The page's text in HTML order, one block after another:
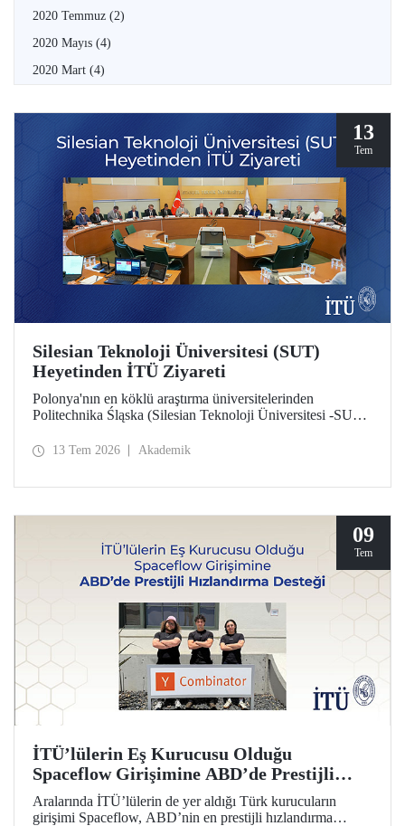
2020 Temmuz (2)
2020 Mayıs (4)
2020 Mart (4)
13
Tem
Silesian Teknoloji Üniversitesi (SUT)
Heyetinden İTÜ Ziyareti
Polonya'nın en köklü araştırma üniversitelerinden
Politechnika Śląska (Silesian Teknoloji Üniversitesi -SUT)
arasındaki potansiyel iş birlikleri üzerine değerlendirmelerin
13 Tem 2026 Akademik
09
Tem
İTÜ’lülerin Eş Kurucusu Olduğu
Spaceflow Girişimine ABD’de Prestijli
Hızlandırma Desteği
Aralarında İTÜ’lülerin de yer aldığı Türk kurucuların
girişimi Spaceflow, ABD’nin en prestijli hızlandırma